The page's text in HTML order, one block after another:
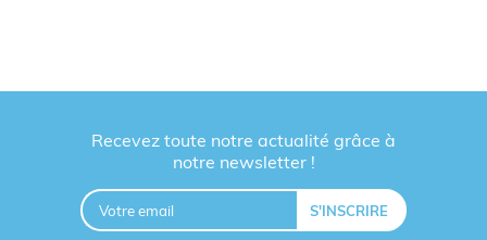
Recevez toute notre actualité grâce à
notre newsletter !